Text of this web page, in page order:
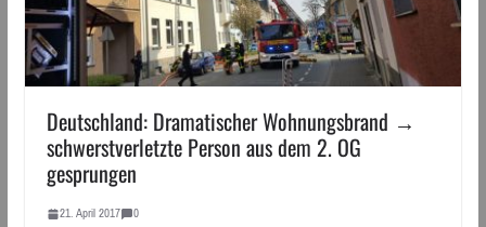
Deutschland: Dramatischer Wohnungsbrand →
schwerstverletzte Person aus dem 2. OG
gesprungen
21. April 2017 0